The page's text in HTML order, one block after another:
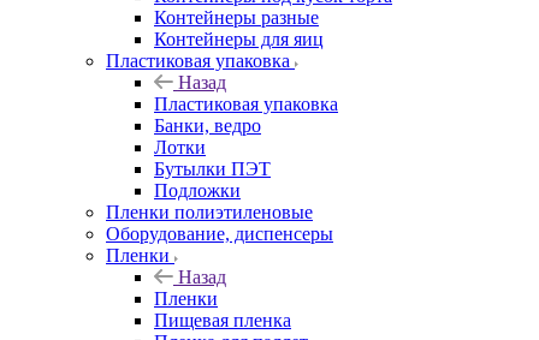
Контейнеры разные
Контейнеры для яиц
Пластиковая упаковка
Назад
Пластиковая упаковка
Банки, ведро
Лотки
Бутылки ПЭТ
Подложки
Пленки полиэтиленовые
Оборудование, диспенсеры
Пленки
Назад
Пленки
Пищевая пленка